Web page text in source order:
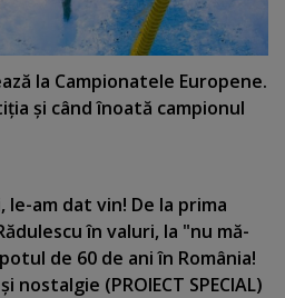
la Campionatele Europene.
şi când înoată campionul
le-am dat vin! De la prima
în valuri, la "nu mă-
de 60 de ani în România!
nostalgie (PROIECT SPECIAL)